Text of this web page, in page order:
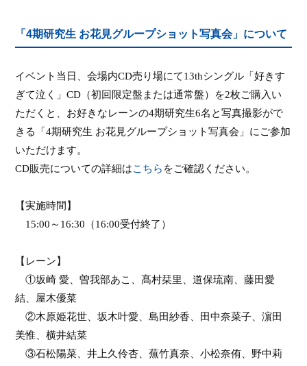
「4期研究生 お花見グループショット写真会」について
イベント当日、会場内CD売り場にて13thシングル「好きす
ぎて泣く」CD （初回限定盤または通常盤）を2枚ご購入い
ただくと、お好きなレーンの4期研究生6名と写真撮影がで
きる「4期研究生 お花見グループショット写真会」にご参加
いただけます。
CD販売についての詳細はこちら をご確認ください。
【実施時間】
15:00 ～ 16:30 （16:00受付終了）
【レーン】
①坂崎 愛、曽我部あこ、髙村栞里、道保琉南、藤田愛
結、屋木優菜
②木原姫花世、坂木叶愛、島田紗香、田中奈菜子、濵田
美惟、横井結菜
③石松陽菜、井上久伶杏、蕪竹真奈、小松奈侑、野中莉